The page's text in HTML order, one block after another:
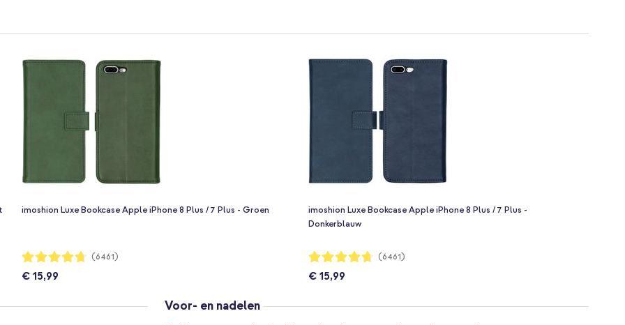
imoshion Luxe Bookcase Apple iPhone 8 Plus / 7 Plus - Groen
Waardering:
94%
(6461)
€ 15,99
imoshion Luxe Bookcase Apple iPhone 8 Plus / 7 Plus -
Donkerblauw
Waardering:
94%
(6461)
€ 15,99
Voor- en nadelen